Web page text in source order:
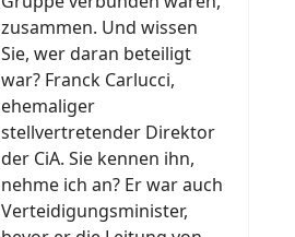
zusammen. Und wissen
Sie, wer daran beteiligt
war? Franck Carlucci,
ehemaliger
stellvertretender Direktor
der CiA. Sie kennen ihn,
nehme ich an? Er war auch
Verteidigungsminister,